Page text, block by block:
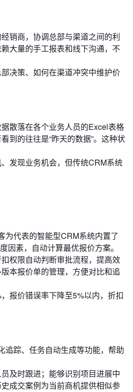
销商，协调总部与渠道之间的利
大量的手工报表和线下沟通，不
决策、如何在渠道冲突中维护价
散落在各个业务人员的Excel表格
到的往往是“昨天的数据”。这种状
发现业务机会，但传统CRM系统
为代表的智能型CRM系统内置了
素，自动计算最优报价方案。
权限自动判断审批流程，提高效
本报价单的管理，方便对比和追
报价错误率下降至5%以内，折扣
追踪、任务自动生成等功能，帮助
及时跟进；能够识别项目进展中
成交案例为当前商机提供相似参